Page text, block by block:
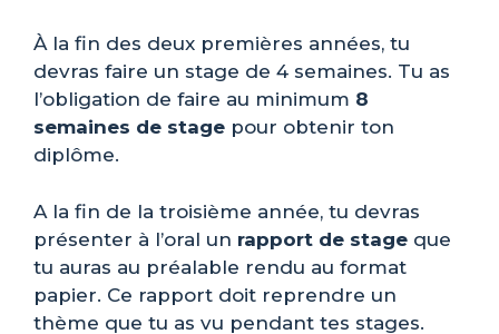
À la fin des deux premières années, tu
devras faire un stage de 4 semaines. Tu as
l’obligation de faire au minimum 8
semaines de stage pour obtenir ton
diplôme.
A la fin de la troisième année, tu devras
présenter à l’oral un rapport de stage que
tu auras au préalable rendu au format
papier. Ce rapport doit reprendre un
thème que tu as vu pendant tes stages.